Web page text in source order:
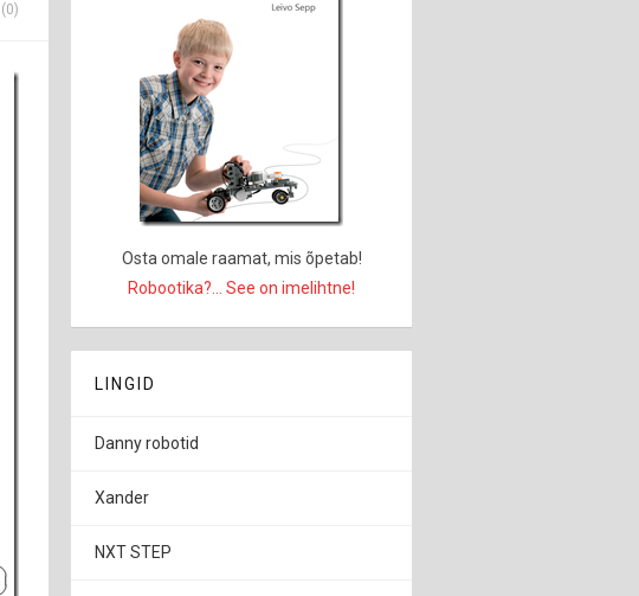
(0)
Osta omale raamat, mis õpetab!
Robootika?... See on imelihtne!
LINGID
Danny robotid
Xander
NXT STEP